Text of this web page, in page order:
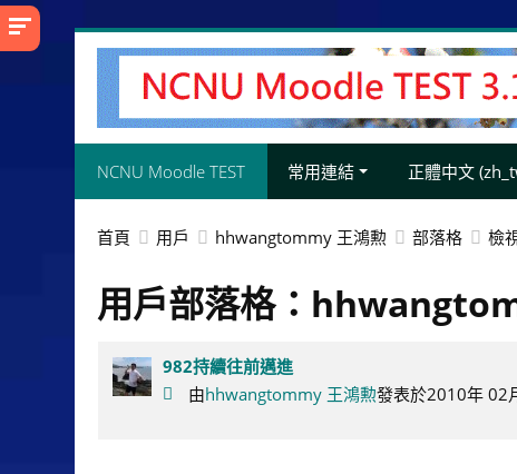
跳
NCNU Moodle TEST 常用連結 正體中文
首頁 用戶 hhwangtommy 王鴻勲 部落格 檢
用戶部落格：
982持續往前邁進
由hhwangtommy 王鴻勲發表於2010年 02